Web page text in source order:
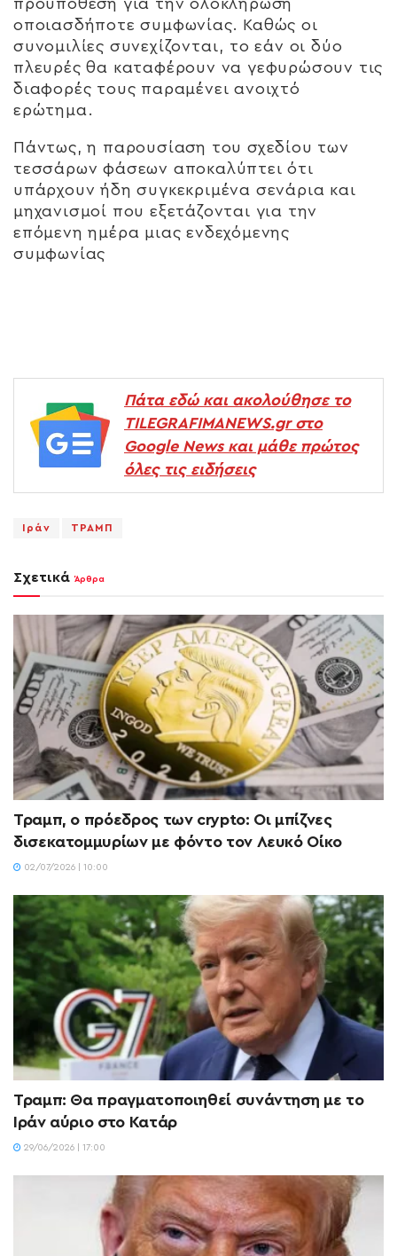
οποιασδήποτε συμφωνίας. Καθώς οι
συνομιλίες συνεχίζονται, το εάν οι δύο
πλευρές θα καταφέρουν να γεφυρώσουν τις
διαφορές τους παραμένει ανοιχτό
ερώτημα.
Πάντως, η παρουσίαση του σχεδίου των
τεσσάρων φάσεων αποκαλύπτει ότι
υπάρχουν ήδη συγκεκριμένα σενάρια και
μηχανισμοί που εξετάζονται για την
επόμενη ημέρα μιας ενδεχόμενης
συμφωνίας
Πάτα εδώ και ακολούθησε το
TILEGRAFIMANEWS.gr στο
Google News και μάθε πρώτος
όλες τις ειδήσεις
Ιράν ΤΡΑΜΠ
Σχετικά Άρθρα
Τραμπ, ο πρόεδρος των crypto: Οι μπίζνες
δισεκατομμυρίων με φόντο τον Λευκό Οίκο
02/07/2026 | 10:00
Τραμπ: Θα πραγματοποιηθεί συνάντηση με το
Ιράν αύριο στο Κατάρ
29/06/2026 | 17:00